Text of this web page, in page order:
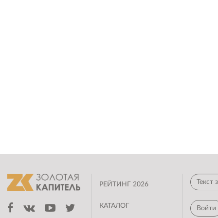
РЕЙТИНГ 2026
КАТАЛОГ Войти